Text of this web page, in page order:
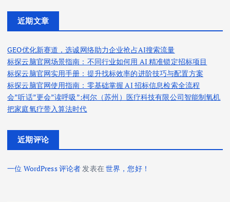
近期文章
GEO优化新赛道，选诚网络助力企业抢占AI搜索流量
标探云脑官网场景指南：不同行业如何用 AI 精准锁定招标项目
标探云脑官网实用手册：提升找标效率的进阶技巧与配置方案
标探云脑官网使用指南：零基础掌握 AI 招标信息检索全流程
会”听话”更会”读呼吸”:柯尔（苏州）医疗科技有限公司智能制氧机
把家庭氧疗带入算法时代
近期评论
一位 WordPress 评论者 发表在世界，您好！